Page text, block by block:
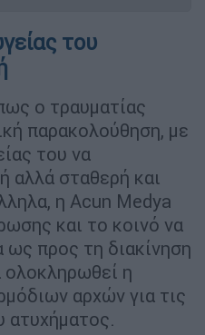
του
ο τραυματίας
παρακολούθηση, με
του να
αλλά σταθερή και
η Acun Medya
και το κοινό να
ως προς τη διακίνηση
ολοκληρωθεί η
αρχών για τις
ατυχήματος.